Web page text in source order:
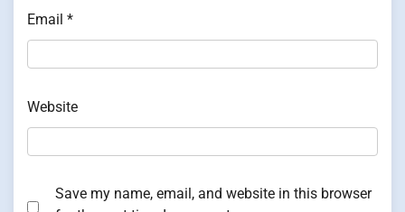
Email *
Website
Save my name, email, and website in this browser